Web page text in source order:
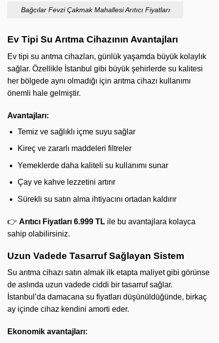
Bağcılar Fevzi Çakmak Mahallesi Arıtıcı Fiyatları
Ev Tipi Su Arıtma Cihazının Avantajları
Ev tipi su arıtma cihazları, günlük yaşamda büyük kolaylık
sağlar. Özellikle İstanbul gibi büyük şehirlerde su kalitesi
her bölgede aynı olmadığı için arıtma cihazı kullanımı
önemli hale gelmiştir.
Avantajları:
Temiz ve sağlıklı içme suyu sağlar
Kireç ve zararlı maddeleri filtreler
Yemeklerde daha kaliteli su kullanımı sunar
Çay ve kahve lezzetini artırır
Sürekli su satın alma ihtiyacını ortadan kaldırır
👉 Arıtıcı Fiyatları 6.999 TL ile bu avantajlara kolayca
sahip olabilirsiniz.
Uzun Vadede Tasarruf Sağlayan Sistem
Su arıtma cihazı satın almak ilk etapta maliyet gibi görünse
de aslında uzun vadede ciddi bir tasarruf sağlar.
İstanbul’da damacana su fiyatları düşünüldüğünde, birkaç
ay içinde cihaz kendini amorti eder.
Ekonomik avantajları: